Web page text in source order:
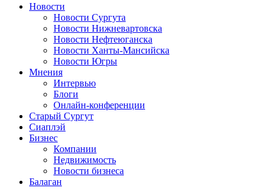
Новости
Новости Сургута
Новости Нижневартовска
Новости Нефтеюганска
Новости Ханты-Мансийска
Новости Югры
Мнения
Интервью
Блоги
Онлайн-конференции
Старый Сургут
Сиаплэй
Бизнес
Компании
Недвижимость
Новости бизнеса
Балаган